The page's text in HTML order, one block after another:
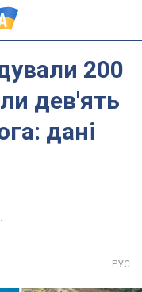
200
дев'ять
дані
РУС